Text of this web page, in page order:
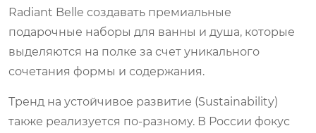
Radiant Belle создавать премиальные
подарочные наборы для ванны и душа, которые
выделяются на полке за счет уникального
сочетания формы и содержания.
Тренд на устойчивое развитие (Sustainability)
также реализуется по-разному. В России фокус